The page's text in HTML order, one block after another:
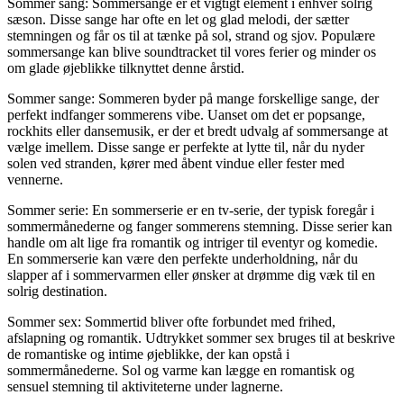
sæson. Disse sange har ofte en let og glad melodi, der sætter
stemningen og får os til at tænke på sol, strand og sjov. Populære
sommersange kan blive soundtracket til vores ferier og minder os
om glade øjeblikke tilknyttet denne årstid.
Sommer sange: Sommeren byder på mange forskellige sange, der
perfekt indfanger sommerens vibe. Uanset om det er popsange,
rockhits eller dansemusik, er der et bredt udvalg af sommersange at
vælge imellem. Disse sange er perfekte at lytte til, når du nyder
solen ved stranden, kører med åbent vindue eller fester med
vennerne.
Sommer serie: En sommerserie er en tv-serie, der typisk foregår i
sommermånederne og fanger sommerens stemning. Disse serier kan
handle om alt lige fra romantik og intriger til eventyr og komedie.
En sommerserie kan være den perfekte underholdning, når du
slapper af i sommervarmen eller ønsker at drømme dig væk til en
solrig destination.
Sommer sex: Sommertid bliver ofte forbundet med frihed,
afslapning og romantik. Udtrykket sommer sex bruges til at beskrive
de romantiske og intime øjeblikke, der kan opstå i
sommermånederne. Sol og varme kan lægge en romantisk og
sensuel stemning til aktiviteterne under lagnerne.